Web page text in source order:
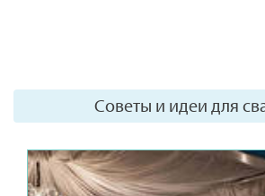
Советы и идеи для